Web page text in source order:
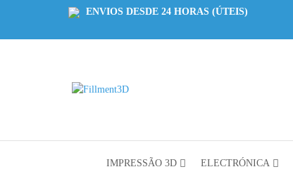
ENVIOS DESDE 24 HORAS (ÚTEIS)
IMPRESSÃO 3D ELECTRÓNICA